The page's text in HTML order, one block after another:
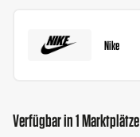
Nike
Verfügbar in 1 Marktplätze